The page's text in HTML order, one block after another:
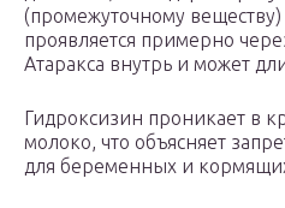
(промежуточному
проявляется примерно
Атаракса внутрь и может
Гидроксизин проникает в
молоко, что объясняет
для беременных и